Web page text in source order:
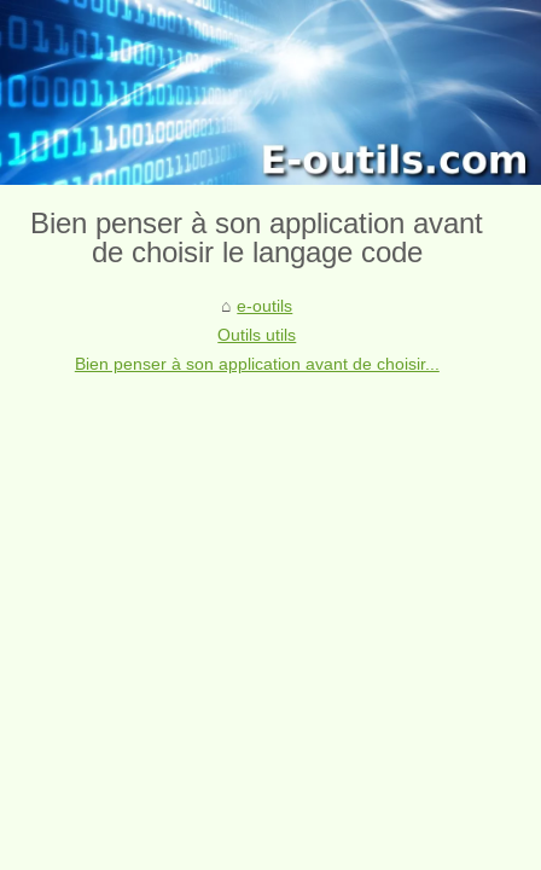
Bien penser à son application avant
de choisir le langage code
e-outils
Outils utils
Bien penser à son application avant de choisir...